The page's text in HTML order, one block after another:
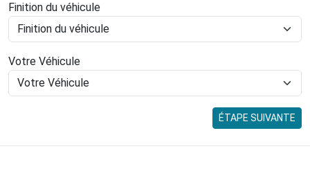
Finition du véhicule
Votre Véhicule
ÉTAPE SUIVANTE